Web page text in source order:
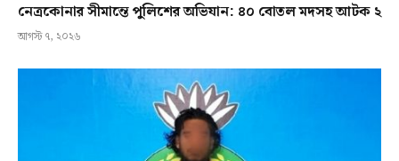
নেত্রকোনার সীমান্তে পুলিশের অভিযান: ৪০ বোতল মদসহ আটক ২
আগস্ট ৭, ২০২৬